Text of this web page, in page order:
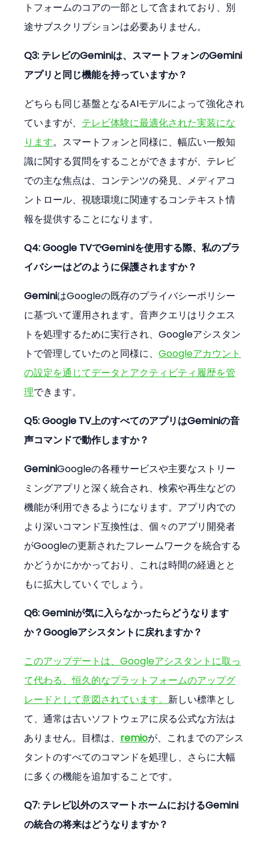
トフォームのコアの一部として含まれており、別
途サブスクリプションは必要ありません。
Q3: テレビのGeminiは、スマートフォンのGemini
アプリと同じ機能を持っていますか？
どちらも同じ基盤となるAIモデルによって強化され
ていますが、 テレビ体験に最適化された実装にな
ります。スマートフォンと同様に、幅広い一般知
識に関する質問をすることができますが、テレビ
での主な焦点は、コンテンツの発見、メディアコ
ントロール、視聴環境に関連するコンテキスト情
報を提供することになります。
Q4: Google TVでGeminiを使用する際、私のプラ
イバシーはどのように保護されますか？
GeminiはGoogleの既存のプライバシーポリシー
に基づいて運用されます。音声クエリはリクエス
トを処理するために実行され、Googleアシスタン
トで管理していたのと同様に、Googleアカウント
の設定を通じてデータとアクティビティ履歴を管
理できます。
Q5: Google TV上のすべてのアプリはGeminiの音
声コマンドで動作しますか？
GeminiGoogleの各種サービスや主要なストリー
ミングアプリと深く統合され、検索や再生などの
機能が利用できるようになります。アプリ内での
より深いコマンド互換性は、個々のアプリ開発者
がGoogleの更新されたフレームワークを統合する
かどうかにかかっており、これは時間の経過とと
もに拡大していくでしょう。
Q6: Geminiが気に入らなかったらどうなります
か？Googleアシスタントに戻れますか？
このアップデートは、Googleアシスタントに取っ
て代わる、恒久的なプラットフォームのアップグ
レードとして意図されています。新しい標準とし
て、通常は古いソフトウェアに戻る公式な方法は
ありません。目標は、 remioが、これまでのアシス
タントのすべてのコマンドを処理し、さらに大幅
に多くの機能を追加することです。
Q7: テレビ以外のスマートホームにおけるGemini
の統合の将来はどうなりますか？